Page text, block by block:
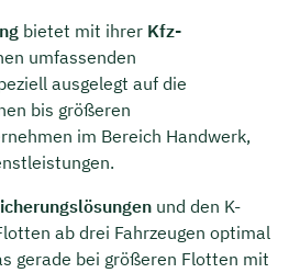
bietet mit ihrer Kfz-
umfassenden
ausgelegt auf die
bis größeren
im Bereich Handwerk,
und den K-
ab drei Fahrzeugen optimal
gerade bei größeren Flotten mit